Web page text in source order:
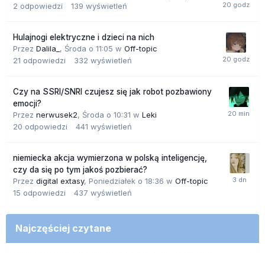
2 odpowiedzi 139 wyświetleń
Hulajnogi elektryczne i dzieci na nich
Przez Dalila_ , Środa o 11:05 w Off-topic
21 odpowiedzi 332 wyświetleń
Czy na SSRI/SNRI czujesz się jak robot pozbawiony
emocji?
Przez nerwusek2, Środa o 10:31 w Leki
20 odpowiedzi 441 wyświetleń
niemiecka akcja wymierzona w polską inteligencję,
czy da się po tym jakoś pozbierać?
Przez digital extasy, Poniedziałek o 18:36 w Off-topic
15 odpowiedzi 437 wyświetleń
Najczęściej czytane